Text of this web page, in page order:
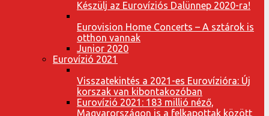
Készülj az Eurovíziós Dalünnep 2020-ra!
Eurovision Home Concerts – A sztárok is
otthon vannak
Junior 2020
Eurovízió 2021
Visszatekintés a 2021-es Eurovízióra: Új
korszak van kibontakozóban
Eurovízió 2021: 183 millió néző,
Magyarországon is a felkapottak között